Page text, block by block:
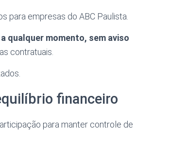
para empresas do ABC Paulista.
qualquer momento, sem aviso
contratuais.
financeiro
para manter controle de